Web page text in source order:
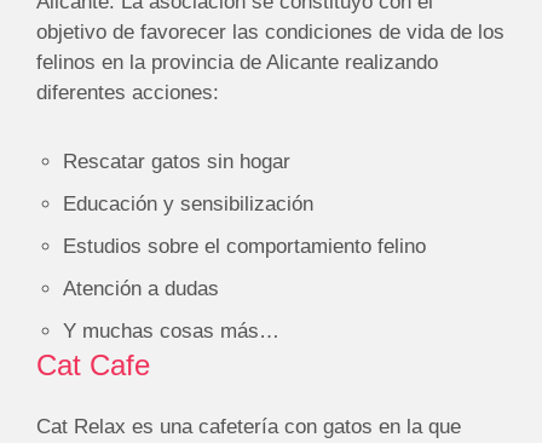
objetivo de favorecer las condiciones de vida de los
felinos en la provincia de Alicante realizando
diferentes acciones:
Rescatar gatos sin hogar
Educación y sensibilización
Estudios sobre el comportamiento felino
Atención a dudas
Y muchas cosas más…
Cat Cafe
Cat Relax es una cafetería con gatos en la que